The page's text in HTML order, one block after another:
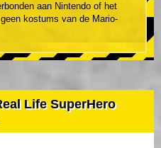
aan Nintendo of het
kostums van de Mario-
Life SuperHero